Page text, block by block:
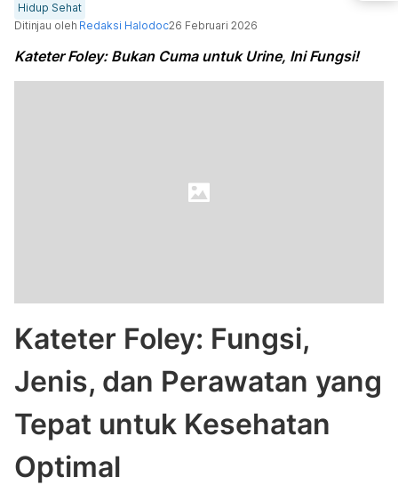
Hidup Sehat
Ditinjau oleh Redaksi Halodoc26 Februari 2026
Kateter Foley: Bukan Cuma untuk Urine, Ini Fungsi!
Kateter Foley: Fungsi,
Jenis, dan Perawatan yang
Tepat untuk Kesehatan
Optimal